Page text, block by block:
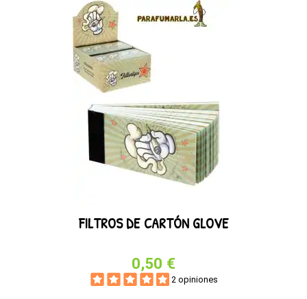
FILTROS DE CARTÓN GLOVE
0,50 €
2 opiniones